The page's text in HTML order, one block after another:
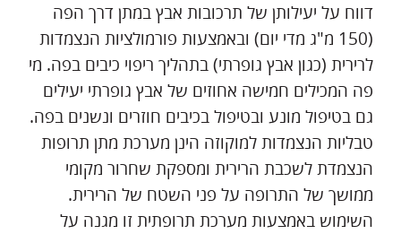
דווח על יעילותן של תרכובות אבץ במתן דרך הפה
(150 מ"ג מדי יום) ובאמצעות פורמולציות הנצמדות
לרירית (כגון אבץ גופרתי) בתהליך ריפוי כיבים בפה. מי
פה המכילים חמישה אחוזים של אבץ גופרתי יעילים
גם בטיפול מונע ובטיפול בכיבים חוזרים ונשנים בפה.
טבליות הנצמדות למוקוזה הינן מערכת מתן תרופות
הנצמדת לשכבת הרירית ומספקת שחרור מקומי
ממושך של התרופה על פני השטח של הרירית.
השימוש באמצעות מערכת תרופתית זו מגנה על